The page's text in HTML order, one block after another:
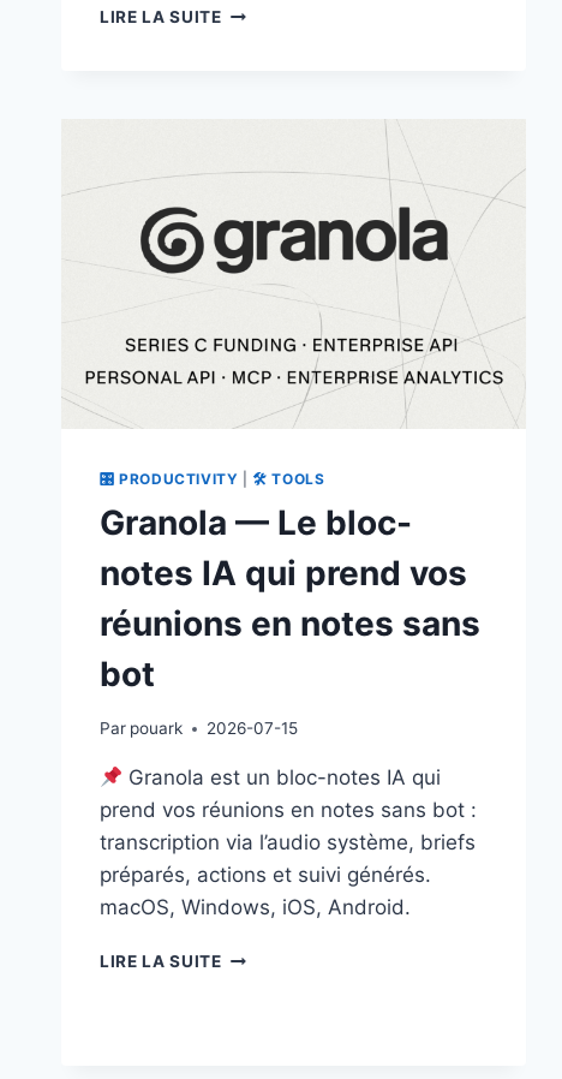
LIRE LA SUITECONTAINED
D’APPLE
🎛 PRODUCTIVITY 🛠 TOOLS
Granola — Le bloc-
notes IA qui prend vos
réunions en notes sans
bot
Par pouark 2026-07-15
Granola est un bloc-notes IA qui
prend vos réunions en notes sans bot :
transcription via l’audio système, briefs
préparés, actions et suivi générés.
macOS, Windows, iOS, Android.
LIRE LA SUITEGRANOLA